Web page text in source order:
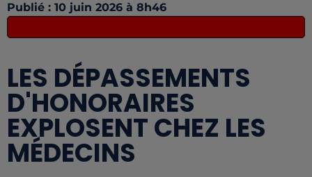
Publié : 10 juin 2026 à 8h46
LES DÉPASSEMENTS
D'HONORAIRES
EXPLOSENT CHEZ LES
MÉDECINS